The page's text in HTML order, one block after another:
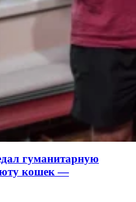
гуманитарную
кошек —